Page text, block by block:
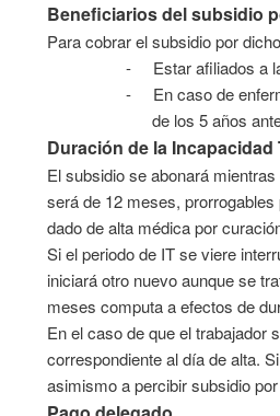
Beneficiarios del subsidio
Para cobrar el subsidio por
-
Estar afiliados a
-
En caso de
de los 5 años
Duración de la Incapacidad
El subsidio se abonará
será de 12 meses,
dado de alta médica por
Si el periodo de IT se viere
iniciará otro nuevo aunque se
meses computa a efectos de
En el caso de que el trabajador
correspondiente al día de alta.
asimismo a percibir subsidio